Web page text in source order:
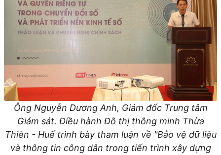
Ông Nguyễn Dương Anh, Giám đốc Trung tâm
Giám sát. Điều hành Đô thị thông minh Thừa
Thiên - Huế trình bày tham luận về "Bảo vệ dữ liệu
và thông tin công dân trong tiến trình xây dựng